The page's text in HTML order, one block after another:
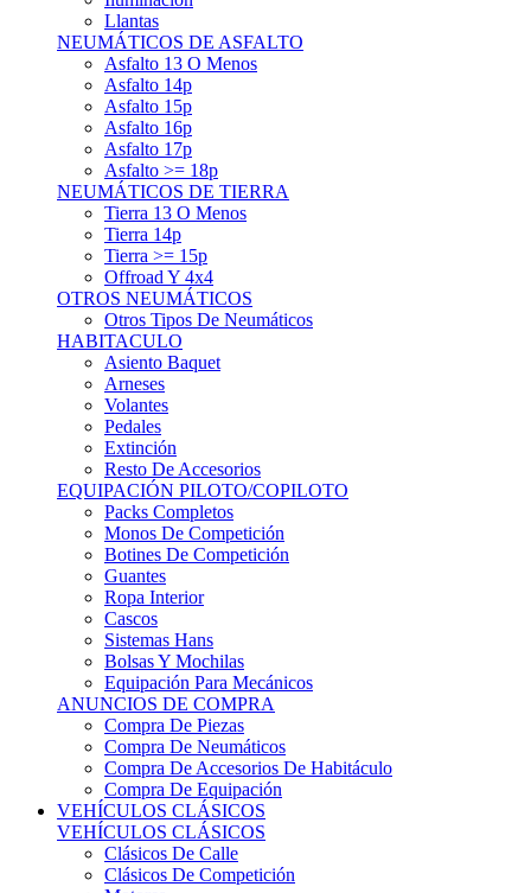
Llantas
NEUMÁTICOS DE ASFALTO
Asfalto 13 O Menos
Asfalto 14p
Asfalto 15p
Asfalto 16p
Asfalto 17p
Asfalto >= 18p
NEUMÁTICOS DE TIERRA
Tierra 13 O Menos
Tierra 14p
Tierra >= 15p
Offroad Y 4x4
OTROS NEUMÁTICOS
Otros Tipos De Neumáticos
HABITACULO
Asiento Baquet
Arneses
Volantes
Pedales
Extinción
Resto De Accesorios
EQUIPACIÓN PILOTO/COPILOTO
Packs Completos
Monos De Competición
Botines De Competición
Guantes
Ropa Interior
Cascos
Sistemas Hans
Bolsas Y Mochilas
Equipación Para Mecánicos
ANUNCIOS DE COMPRA
Compra De Piezas
Compra De Neumáticos
Compra De Accesorios De Habitáculo
Compra De Equipación
VEHÍCULOS CLÁSICOS
VEHÍCULOS CLÁSICOS
Clásicos De Calle
Clásicos De Competición